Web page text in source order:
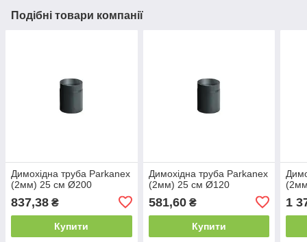
Подібні товари компанії
Димохідна труба Parkanex
(2мм) 25 см Ø200
837,38 ₴
Купити
Димохідна труба Parkanex
(2мм) 25 см Ø120
581,60₴
Купити
1